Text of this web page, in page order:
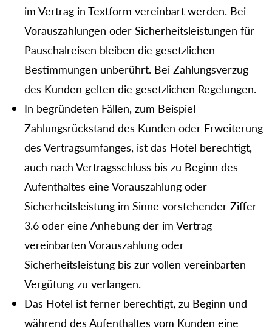
im Vertrag in Textform vereinbart werden. Bei
Vorauszahlungen oder Sicherheitsleistungen für
Pauschalreisen bleiben die gesetzlichen
Bestimmungen unberührt. Bei Zahlungsverzug
des Kunden gelten die gesetzlichen Regelungen.
In begründeten Fällen, zum Beispiel
Zahlungsrückstand des Kunden oder Erweiterung
des Vertragsumfanges, ist das Hotel berechtigt,
auch nach Vertragsschluss bis zu Beginn des
Aufenthaltes eine Vorauszahlung oder
Sicherheitsleistung im Sinne vorstehender Ziffer
3.6 oder eine Anhebung der im Vertrag
vereinbarten Vorauszahlung oder
Sicherheitsleistung bis zur vollen vereinbarten
Vergütung zu verlangen.
Das Hotel ist ferner berechtigt, zu Beginn und
während des Aufenthaltes vom Kunden eine